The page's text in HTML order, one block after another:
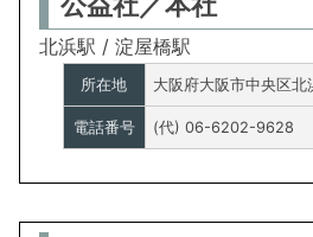
北浜駅 / 淀屋橋駅
所在地 大阪府大阪市中央区北
電話番号 (代) 06-6202-9628